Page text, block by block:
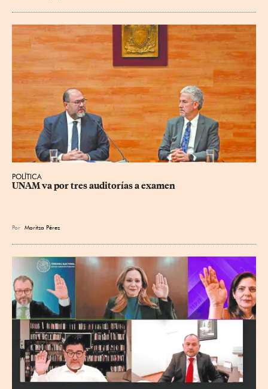
POLÍTICA
UNAM va por tres auditorías a examen
Por Maritza Pérez